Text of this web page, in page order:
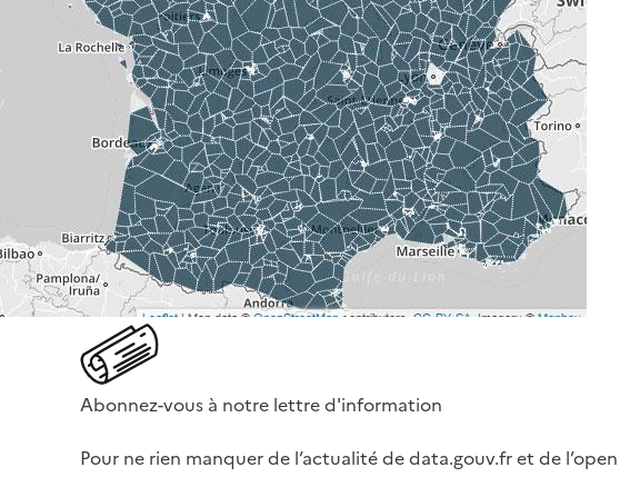
Abonnez-vous à notre lettre d'information
Pour ne rien manquer de l’actualité de data.gouv.fr et de